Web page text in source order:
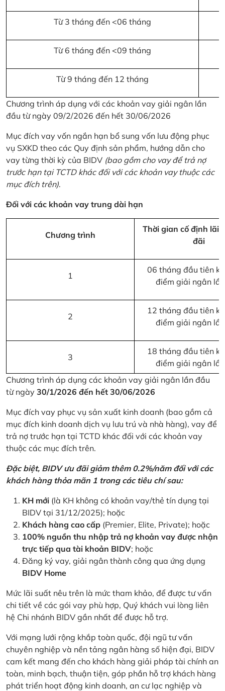
Từ 3 tháng đến <06 tháng
Từ 6 tháng đến <09 tháng
Từ 9 tháng đến 12 tháng
Chương trình áp dụng với các khoản vay giải ngân lần
đầu từ ngày 09/2/2026 đến hết 30/06/2026
Mục đích vay vốn ngắn hạn bổ sung vốn lưu động phục
vụ SXKD theo các Quy định sản phẩm, hướng dẫn cho
vay từng thời kỳ của BIDV (bao gồm cho vay để trả nợ
trước hạn tại TCTD khác đối với các khoản vay thuộc các
mục đích trên).
Đối với các khoản vay trung dài hạn
Chương trình
Thời gian cố định lãi
đãi
1
06 tháng đầu tiên
điểm giải ngân
2
12 tháng đầu tiên
điểm giải ngân
3
18 tháng đầu tiên
điểm giải ngân
Chương trình áp dụng các khoản vay giải ngân lần đầu
từ ngày 30/1/2026 đến hết 30/06/2026
Mục đích vay phục vụ sản xuất kinh doanh (bao gồm cả
mục đích kinh doanh dịch vụ lưu trú và nhà hàng), vay để
trả nợ trước hạn tại TCTD khác đối với các khoản vay
thuộc các mục đích trên.
Đặc biệt, BIDV ưu đãi giảm thêm 0.2%/năm đối với các
khách hàng thỏa mãn 1 trong các tiêu chí sau:
KH mới (là KH không có khoản vay/thẻ tín dụng tại
BIDV tại 31/12/2025); hoặc
Khách hàng cao cấp (Premier, Elite, Private); hoặc
100% nguồn thu nhập trả nợ khoản vay được nhận
trực tiếp qua tài khoản BIDV; hoặc
Đăng ký vay, giải ngân thành công qua ứng dụng
BIDV Home
Mức lãi suất nêu trên là mức tham khảo, để được tư vấn
chi tiết về các gói vay phù hợp, Quý khách vui lòng liên
hệ Chi nhánh BIDV gần nhất để được hỗ trợ.
Với mạng lưới rộng khắp toàn quốc, đội ngũ tư vấn
chuyên nghiệp và nền tảng ngân hàng số hiện đại, BIDV
cam kết mang đến cho khách hàng giải pháp tài chính an
toàn, minh bạch, thuận tiện, góp phần hỗ trợ khách hàng
phát triển hoạt động kinh doanh, an cư lạc nghiệp và